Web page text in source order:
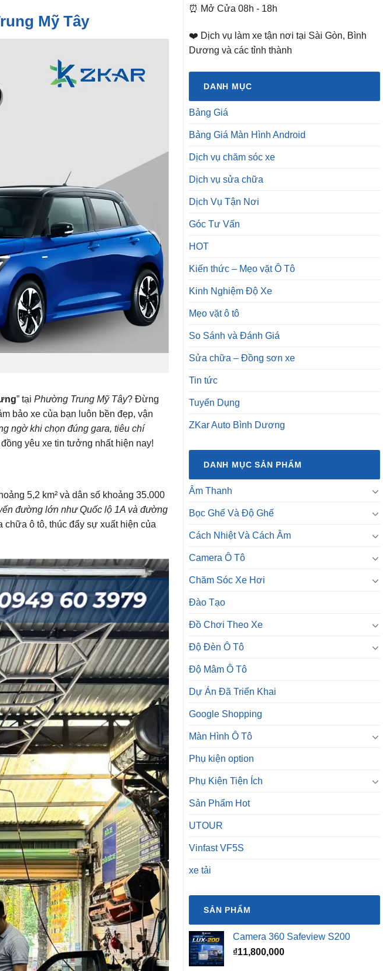
Mỹ Tây
” tại Phường Trung Mỹ Tây? Đừng
bảo xe của bạn luôn bền đẹp, vận
ngờ khi chọn đúng gara, tiêu chí
yêu xe tin tưởng nhất hiện nay!
5,2 km² và dân số khoảng 35.000
đường lớn như Quốc lộ 1A và đường
ô tô, thúc đẩy sự xuất hiện của
⏰ Mở Cửa 08h - 18h
❤️ Dịch vụ làm xe tận nơi tại Sài Gòn, Bình
Dương và các tỉnh thành
DANH MỤC
Bảng Giá
Bảng Giá Màn Hình Android
Dịch vụ chăm sóc xe
Dịch vụ sửa chữa
Dịch Vụ Tận Nơi
Góc Tư Vấn
HOT
Kiến thức – Mẹo vặt Ô Tô
Kinh Nghiệm Độ Xe
Mẹo vặt ô tô
So Sánh và Đánh Giá
Sửa chữa – Đồng sơn xe
Tin tức
Tuyển Dụng
ZKar Auto Bình Dương
DANH MỤC SẢN PHẨM
Âm Thanh
Bọc Ghế Và Độ Ghế
Cách Nhiệt Và Cách Âm
Camera Ô Tô
Chăm Sóc Xe Hơi
Đào Tạo
Đồ Chơi Theo Xe
Độ Đèn Ô Tô
Độ Mâm Ô Tô
Dự Án Đã Triển Khai
Google Shopping
Màn Hình Ô Tô
Phụ kiện option
Phụ Kiện Tiện Ích
Sản Phẩm Hot
UTOUR
Vinfast VF5S
xe tải
SẢN PHẨM
Camera 360 Safeview S200
₫11,800,000